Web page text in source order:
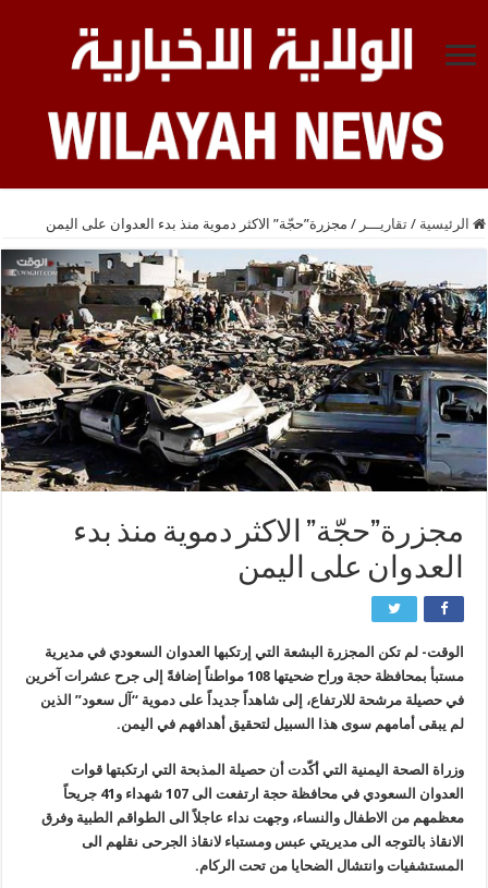
الرئيسية / تقاريـــر / مجزرة”حجّة” الاكثر دموية منذ بدء العدوان على اليمن
مجزرة”حجّة” الاكثر دموية منذ بدء
العدوان على اليمن
الوقت- لم تكن المجزرة البشعة التي إرتكبها العدوان السعودي في مديرية
مستبأ بمحافظة حجة وراح ضحيتها 108 مواطناً إضافةً إلى جرح عشرات آخرين
في حصيلة مرشحة للارتفاع، إلى شاهداً جديداً على دموية “آل سعود” الذين
لم يبقى أمامهم سوى هذا السبيل لتحقيق أهدافهم في اليمن.
وزراة الصحة اليمنية التي أكّدت أن حصيلة المذبحة التي ارتكبتها قوات
العدوان السعودي في محافظة حجة ارتفعت الى 107 شهداء و41 جريحاً
معظمهم من الاطفال والنساء، وجهت نداء عاجلاً الى الطواقم الطبية وفرق
الانقاذ بالتوجه الى مديريتي عبس ومستباء لانقاذ الجرحى نقلهم الى
المستشفيات وانتشال الضحايا من تحت الركام.